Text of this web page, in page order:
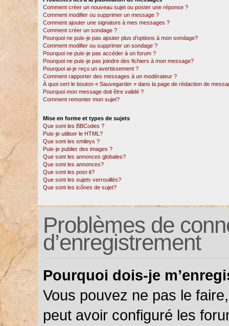
Comment créer un nouveau sujet ou poster une réponse ?
Comment modifier ou supprimer un message ?
Comment ajouter une signature à mes messages ?
Comment créer un sondage ?
Pourquoi ne puis-je pas ajouter plus d’options à mon sondage?
Comment modifier ou supprimer un sondage ?
Pourquoi ne puis-je pas accéder à un forum ?
Pourquoi ne puis-je pas joindre des fichiers à mon message?
Pourquoi ai-je reçu un avertissement ?
Comment rapporter des messages à un modérateur ?
À quoi sert le bouton « Sauvegarder » dans la page de rédaction de
Pourquoi mon message doit être validé ?
Comment remonter mon sujet?
Mise en forme et types de sujets
Que sont les BBCodes ?
Puis-je utiliser le HTML?
Que sont les smileys ?
Puis-je publier des images ?
Que sont les annonces globales?
Que sont les annonces?
Que sont les post-it?
Que sont les sujets verrouillés?
Que sont les icônes de sujet?
Problèmes de
d’enregistrement
Pourquoi dois-je
Vous pouvez ne pas le
peut avoir configuré les